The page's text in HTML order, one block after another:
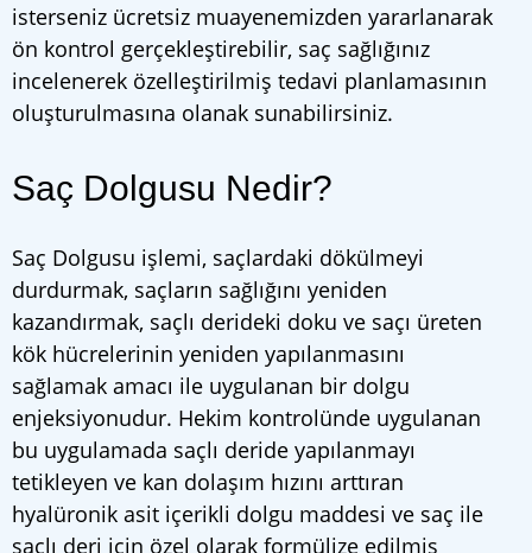
isterseniz ücretsiz muayenemizden yararlanarak
ön kontrol gerçekleştirebilir, saç sağlığınız
incelenerek özelleştirilmiş tedavi planlamasının
oluşturulmasına olanak sunabilirsiniz.
Saç Dolgusu Nedir?
Saç Dolgusu işlemi, saçlardaki dökülmeyi
durdurmak, saçların sağlığını yeniden
kazandırmak, saçlı derideki doku ve saçı üreten
kök hücrelerinin yeniden yapılanmasını
sağlamak amacı ile uygulanan bir dolgu
enjeksiyonudur. Hekim kontrolünde uygulanan
bu uygulamada saçlı deride yapılanmayı
tetikleyen ve kan dolaşım hızını arttıran
hyalüronik asit içerikli dolgu maddesi ve saç ile
saçlı deri için özel olarak formülize edilmiş